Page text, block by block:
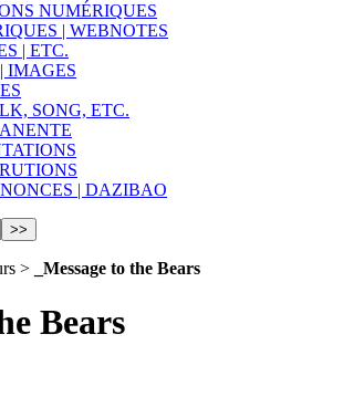
NUMÉRIQUES
| WEBNOTES
| ETC.
IMAGES
SONG, ETC.
| DAZIBAO
> _Message to the Bears
Bears